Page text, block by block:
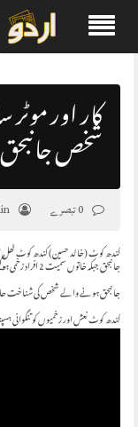
Skip
contentکار اور
شخص
کندھ کوٹ (خالد حسین) کندھ کوٹ ٹھل
جانبحق جبکہ خاتوں سمیت 2 افراد زخمی ہوگئے.
جانبحق ہونے والے شخص کی شناخت
کندھ کوٹ نعش اور زخمیوں کو تنگوانی